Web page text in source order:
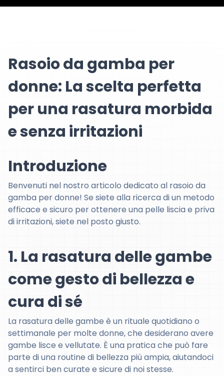
Rasoio da gamba per
donne: La scelta perfetta
per una rasatura morbida
e senza irritazioni
Introduzione
Benvenuti nel nostro articolo dedicato al rasoio da
gamba per donne! Se siete alla ricerca di un metodo
efficace e sicuro per ottenere una pelle liscia e priva
di irritazioni, siete nel posto giusto.
1. La rasatura delle gambe
come gesto di bellezza e
cura di sé
La rasatura delle gambe è un rituale quotidiano o
settimanale per molte donne, che desiderano avere
gambe lisce e vellutate. È una pratica che può fare
parte di una routine di bellezza più ampia, aiutandoci
a sentirci ben curate e sicure di noi stesse.